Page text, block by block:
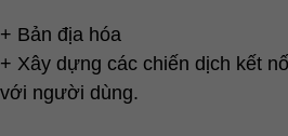
+ Bản địa hóa
+ Xây dựng các chiến dịch kết
với người dùng.